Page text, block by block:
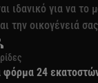
ιδανικό για να το
την οικογένειά
φόρμα 24